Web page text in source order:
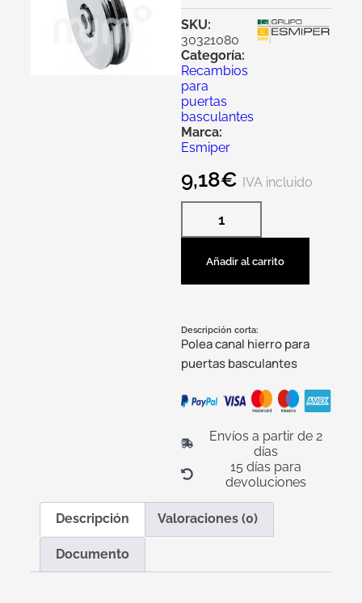
SKU:
30321080
Categoría:
Recambios
para
puertas
basculantes
Marca:
Esmiper
9,18€ IVA incluido
Añadir al carrito
Descripción corta:
Polea canal hierro para
puertas basculantes
Envíos a partir de 2
días
15 días para
devoluciones
Descripción Valoraciones (0)
Documento